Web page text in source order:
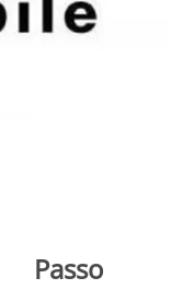
Passo